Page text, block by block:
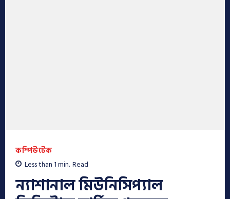
কম্পিউটেক
Less than 1min. Read
ন্যাশানাল মিউনিসিপ্যাল